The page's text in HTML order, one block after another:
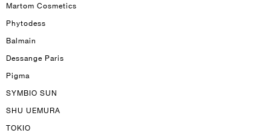
Martom Cosmetics
Phytodess
Balmain
Dessange Paris
Pigma
SYMBIO SUN
SHU UEMURA
TOKIO